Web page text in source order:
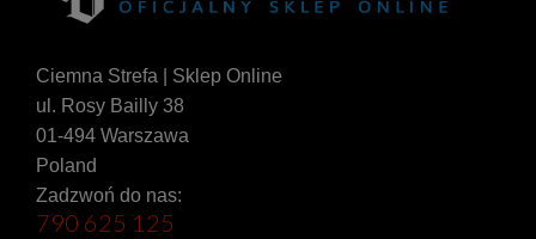
Ciemna Strefa | Sklep Online
ul. Rosy Bailly 38
01-494 Warszawa
Poland
Zadzwoń do nas:
790 625 125